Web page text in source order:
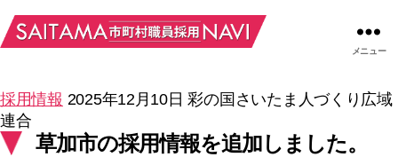
メニュー
採用情報 2025年12月10日彩の国さいたま人づくり広域
連合
草加市の採用情報を追加しました。